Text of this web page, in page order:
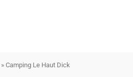
» Camping Le Haut Dick